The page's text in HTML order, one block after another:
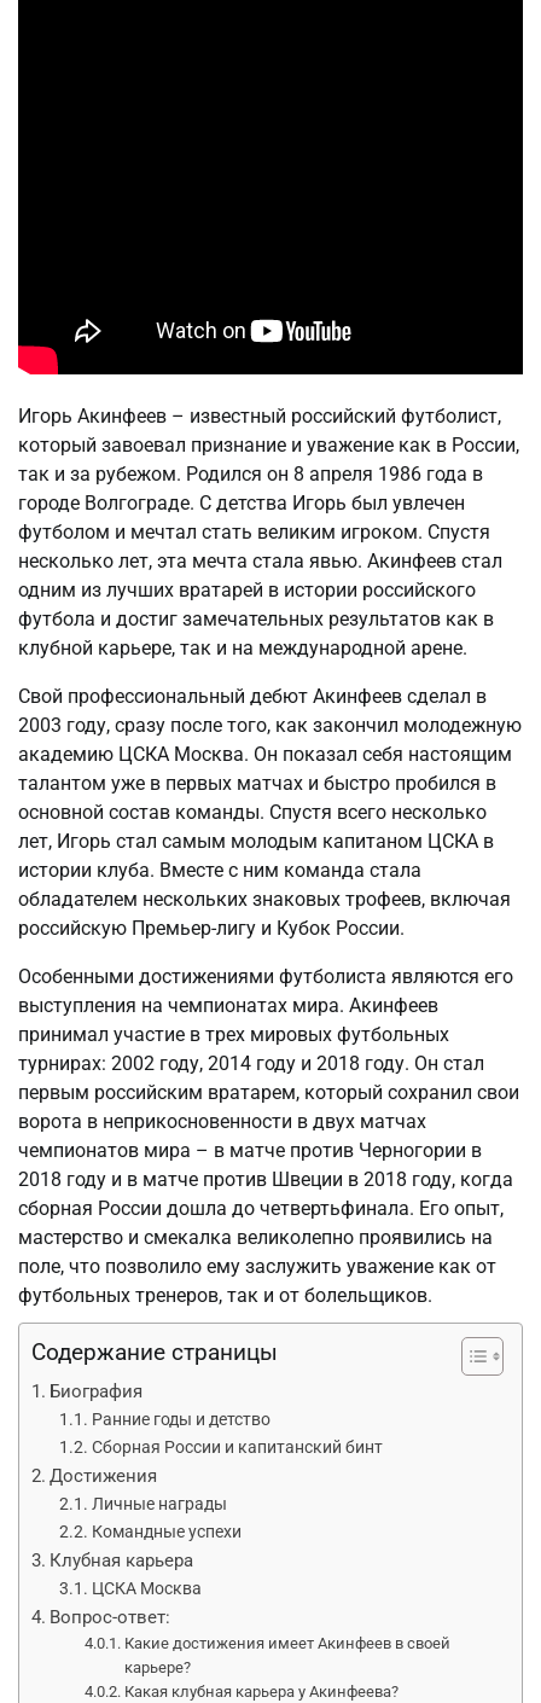
Игорь Акинфеев – известный российский футболист,
который завоевал признание и уважение как в России,
так и за рубежом. Родился он 8 апреля 1986 года в
городе Волгограде. С детства Игорь был увлечен
футболом и мечтал стать великим игроком. Спустя
несколько лет, эта мечта стала явью. Акинфеев стал
одним из лучших вратарей в истории российского
футбола и достиг замечательных результатов как в
клубной карьере, так и на международной арене.
Свой профессиональный дебют Акинфеев сделал в
2003 году, сразу после того, как закончил молодежную
академию ЦСКА Москва. Он показал себя настоящим
талантом уже в первых матчах и быстро пробился в
основной состав команды. Спустя всего несколько
лет, Игорь стал самым молодым капитаном ЦСКА в
истории клуба. Вместе с ним команда стала
обладателем нескольких знаковых трофеев, включая
российскую Премьер-лигу и Кубок России.
Особенными достижениями футболиста являются его
выступления на чемпионатах мира. Акинфеев
принимал участие в трех мировых футбольных
турнирах: 2002 году, 2014 году и 2018 году. Он стал
первым российским вратарем, который сохранил свои
ворота в неприкосновенности в двух матчах
чемпионатов мира – в матче против Черногории в
2018 году и в матче против Швеции в 2018 году, когда
сборная России дошла до четвертьфинала. Его опыт,
мастерство и смекалка великолепно проявились на
поле, что позволило ему заслужить уважение как от
футбольных тренеров, так и от болельщиков.
Содержание страницы
Биография
Ранние годы и детство
Сборная России и капитанский бинт
Достижения
Личные награды
Командные успехи
Клубная карьера
ЦСКА Москва
Вопрос-ответ:
Какие достижения имеет Акинфеев в своей
карьере?
Какая клубная карьера у Акинфеева?